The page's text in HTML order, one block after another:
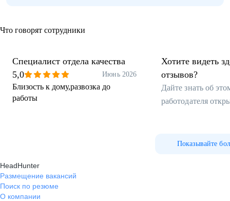
Что говорят сотрудники
Специалист отдела качества
5,0
Июнь 2026
Близость к дому,развозка до
работы
Хотите видеть
отзывов?
Дайте знать об
работодателя
Показывайте
HeadHunter
Размещение вакансий
Поиск по резюме
О компании